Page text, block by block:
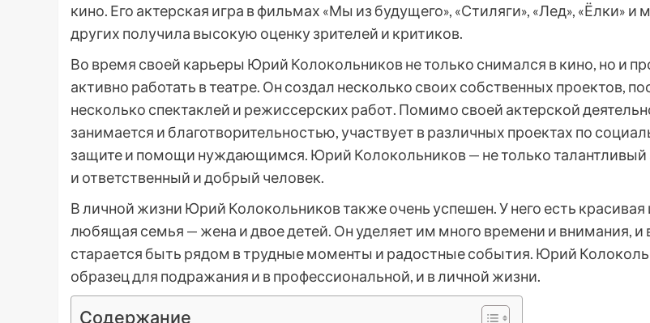
кино. Его актерская игра в фильмах «Мы из будущего», «Стиляги», «Лед», «Ёлки» и
других получила высокую оценку зрителей и критиков.
Во время своей карьеры Юрий Колокольников не только снимался в кино, но и
активно работать в театре. Он создал несколько своих собственных проектов,
несколько спектаклей и режиссерских работ. Помимо своей актерской
занимается и благотворительностью, участвует в различных проектах по
защите и помощи нуждающимся. Юрий Колокольников — не только талантливый
и ответственный и добрый человек.
В личной жизни Юрий Колокольников также очень успешен. У него есть красивая
любящая семья — жена и двое детей. Он уделяет им много времени и внимания, и
старается быть рядом в трудные моменты и радостные события. Юрий
образец для подражания и в профессиональной, и в личной жизни.
Содержание